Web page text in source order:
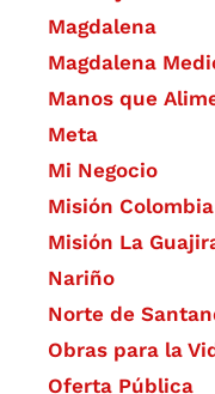
Magdalena
Magdalena
Manos que
Meta
Mi Negocio
Misión Colombia
Misión La
Nariño
Norte de
Obras para la
Oferta Pública